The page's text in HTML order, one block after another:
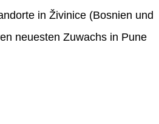
in Živinice (Bosnien und
neuesten Zuwachs in Pune